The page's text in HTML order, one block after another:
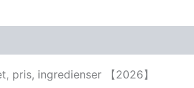
pris, ingredienser 【2026】